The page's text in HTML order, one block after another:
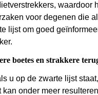
waardoor
voor degenen die
lijst om goed
boetes en strakkere
u op de zwarte lijst
onder meer